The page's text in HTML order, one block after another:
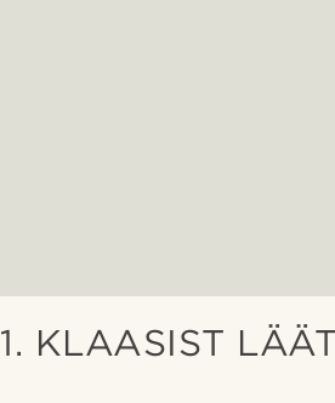
1. KLAASIST